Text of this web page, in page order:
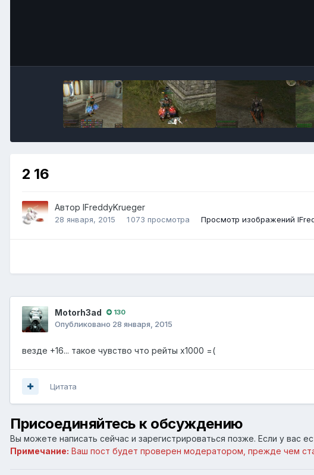
2 16
Автор lFreddyKrueger
28 января, 2015 1 073 просмотра Просмотр изображений
Motorh3ad 130
Опубликовано 28 января, 2015
везде +16... такое чувство что рейты х1000 =(
Цитата
Присоединяйтесь к обсуждению
Вы можете написать сейчас и зарегистрироваться позже. Если у вас
Примечание: Ваш пост будет проверен модератором, прежде чем